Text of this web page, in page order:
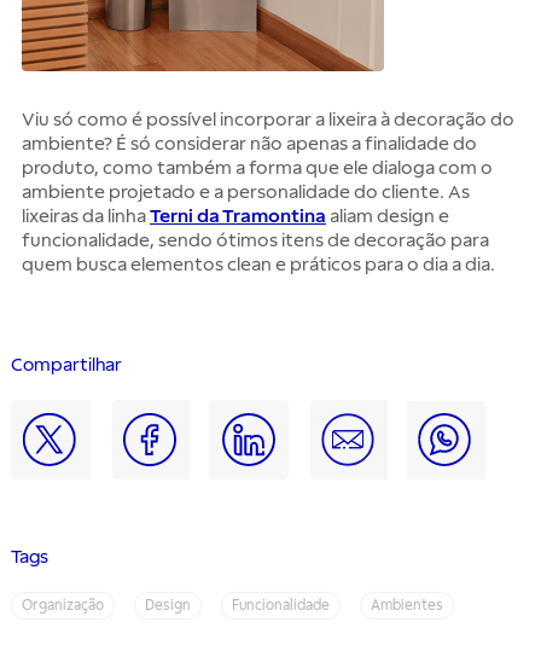
Compartilhar
Tags
Organização Design Funcionalidade Ambientes
Viu só como é possível incorporar a lixeira à decoração do
ambiente? É só considerar não apenas a finalidade do
produto, como também a forma que ele dialoga com o
ambiente projetado e a personalidade do cliente. As
lixeiras da linhaTerni da Tramontina aliam design e
funcionalidade, sendo ótimos itens de decoração para
quem busca elementos clean e práticos para o dia a dia.